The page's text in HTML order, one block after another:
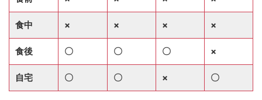
食中 × × × ×
食後 〇 〇 〇 ×
自宅 〇 〇 × 〇